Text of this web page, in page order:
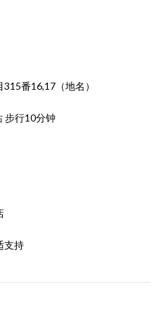
番16,17（地名）
步行10分钟
支持